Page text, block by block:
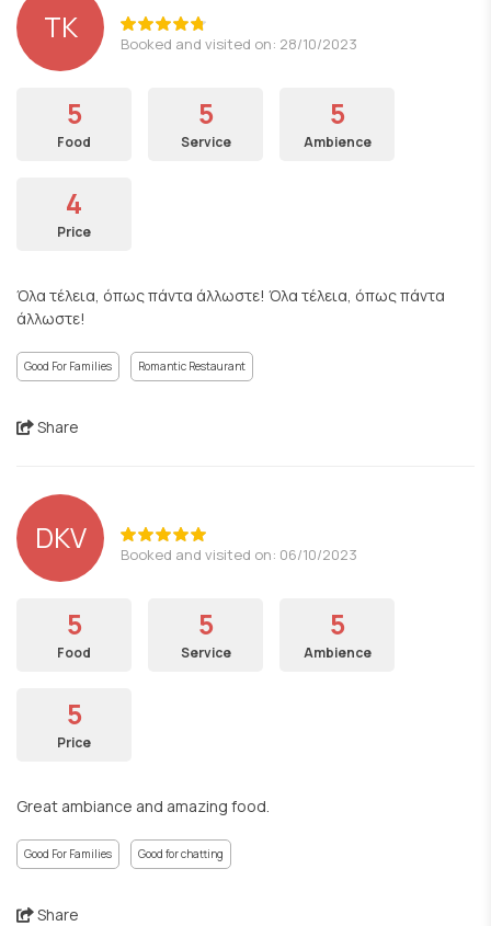
TK Booked and visited on: 28/10/2023
5
Food
5
Service
5
Ambience
4
Price
Όλα τέλεια, όπως πάντα άλλωστε! Όλα τέλεια, όπως πάντα
άλλωστε!
Good For Families Romantic Restaurant
Share
DKV Booked and visited on: 06/10/2023
5
Food
5
Service
5
Ambience
5
Price
Great ambiance and amazing food.
Good For Families Good for chatting
Share